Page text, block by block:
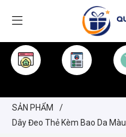
SẢN PHẨM
/
Dây Đeo Thẻ Kèm Bao Da